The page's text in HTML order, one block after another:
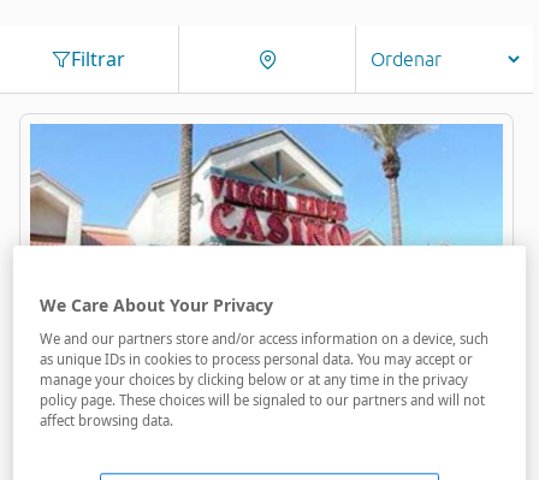
Filtrar
Virgin River Hotel Casino
A menos de 1,3 Km
Animación
We Care About Your Privacy
We and our partners store and/or access information on a device, such
as unique IDs in cookies to process personal data. You may accept or
manage your choices by clicking below or at any time in the privacy
policy page. These choices will be signaled to our partners and will not
affect browsing data.